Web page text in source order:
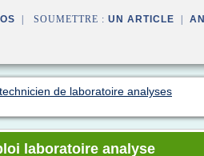
| SOUMETTRE : UN ARTICLE
technicien de laboratoire analyses
laboratoire analyse